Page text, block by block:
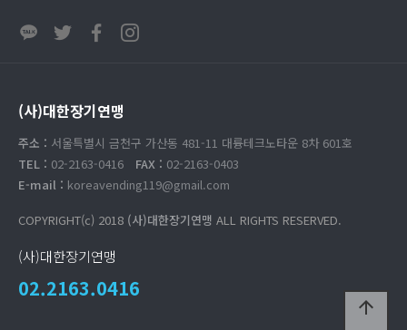
arrow_upward
(사)대한장기연맹
주소 : 서울특별시 금천구 가산동 481-11 대륭테크노타운 8차 601호
TEL : 02-2163-0416 FAX : 02-2163-0403
E-mail : koreavending119@gmail.com
COPYRIGHT(c) 2018 (사)대한장기연맹 ALL RIGHTS RESERVED.
(사)대한장기연맹
02.2163.0416